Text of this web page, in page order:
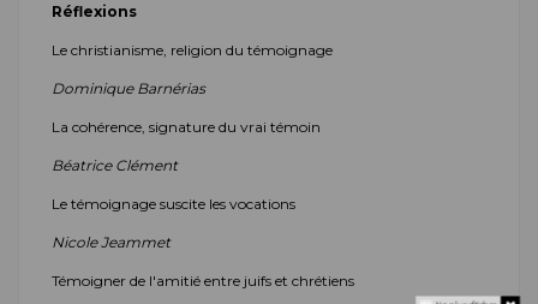
Réflexions
Le christianisme, religion du témoignage
Dominique Barnérias
La cohérence, signature du vrai témoin
Béatrice Clément
Le témoignage suscite les vocations
Nicole Jeammet
Témoigner de l'amitié entre juifs et chrétiens